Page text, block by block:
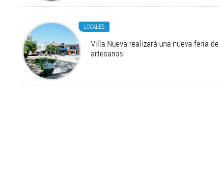
LOCALES
Villa Nueva realizará una nueva feria
artesanos